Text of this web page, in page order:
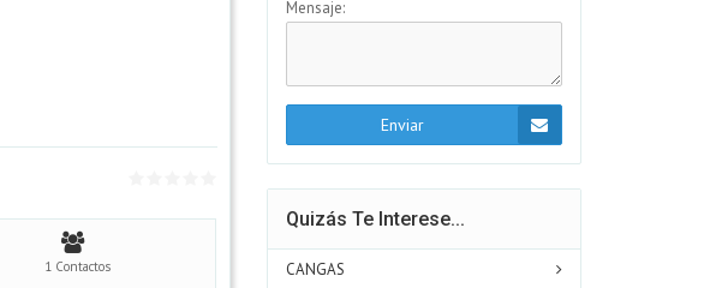
1 Contactos
Mensaje:
Enviar
Quizás Te Interese...
CANGAS